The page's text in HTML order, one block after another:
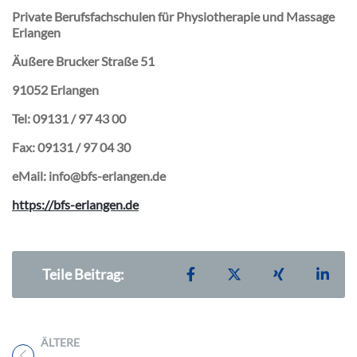
Private Berufsfachschulen für Physiotherapie und Massage
Erlangen
Äußere Brucker Straße 51
91052 Erlangen
Tel: 09131 / 97 43 00
Fax: 09131 / 97 04 30
eMail: info@bfs-erlangen.de
https://bfs-erlangen.de
Teile Beitrag: Teilen auf Facebook
Teilen auf XTeilen auf
ÄLTERE